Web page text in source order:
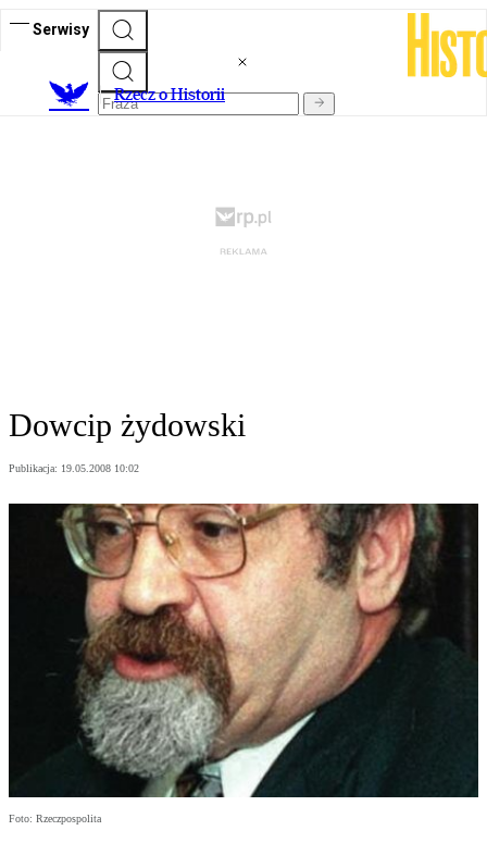
Serwisy
Rzecz o Historii
Dowcip żydowski
Publikacja: 19.05.2008 10:02
Foto: Rzeczpospolita